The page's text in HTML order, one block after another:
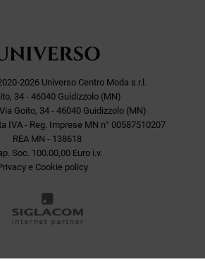
2026 Universo Centro Moda s.r.l.
34 - 46040 Guidizzolo (MN)
Goito, 34 - 46040 Guidizzolo (MN)
IVA - Reg. Imprese MN n° 00587510207
REA MN - 138618
Soc. 100.00,00 Euro i.v.
e Cookie policy